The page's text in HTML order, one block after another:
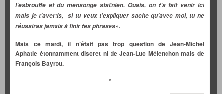
l’esbrouffe et du mensonge stalinien. Ouais, on t’a fait venir ici
mais je t’avertis, si tu veux t’expliquer sache qu’avec moi, tu ne
réussiras jamais à finir tes phrases».
Mais ce mardi, il n’était pas trop question de Jean-Michel
Aphatie étonnamment discret ni de Jean-Luc Mélenchon mais de
François Bayrou.
*